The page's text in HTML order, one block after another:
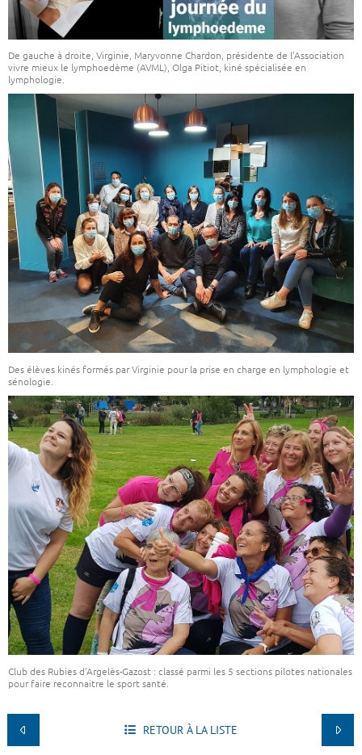
De gauche à droite, Virginie, Maryvonne Chardon, présidente de l’Association
vivre mieux le lymphoedème (AVML), Olga Pitiot, kiné spécialisée en
lymphologie.
Des élèves kinés formés par Virginie pour la prise en charge en lymphologie et
sénologie.
Club des Rubies d’Argelès-Gazost : classé parmi les 5 sections pilotes nationales
pour faire reconnaitre le sport santé.
RETOUR À LA LISTE